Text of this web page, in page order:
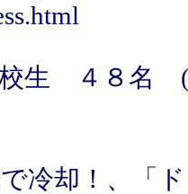
校生 ４８名 (
冷却！、「